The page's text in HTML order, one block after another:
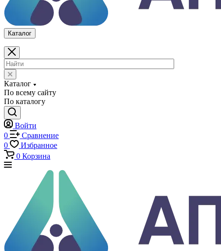
Каталог
Каталог
По всему сайту
По каталогу
Сравнение
Избранное
Корзина